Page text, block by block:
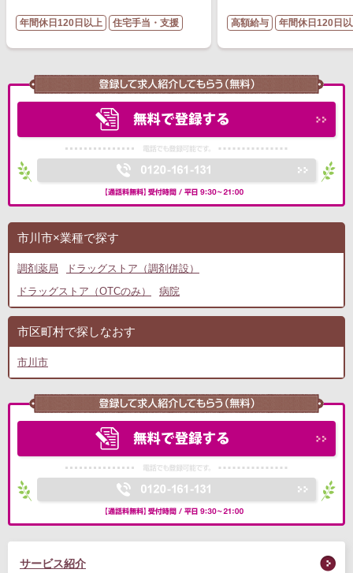
年間休日120日以上 住宅手当・支援 高額給与 年間休日120日
市川市×業種で探す
調剤薬局
ドラッグストア（調剤併設）
ドラッグストア（OTCのみ）
病院
市区町村で探しなおす
市川市
サービス紹介